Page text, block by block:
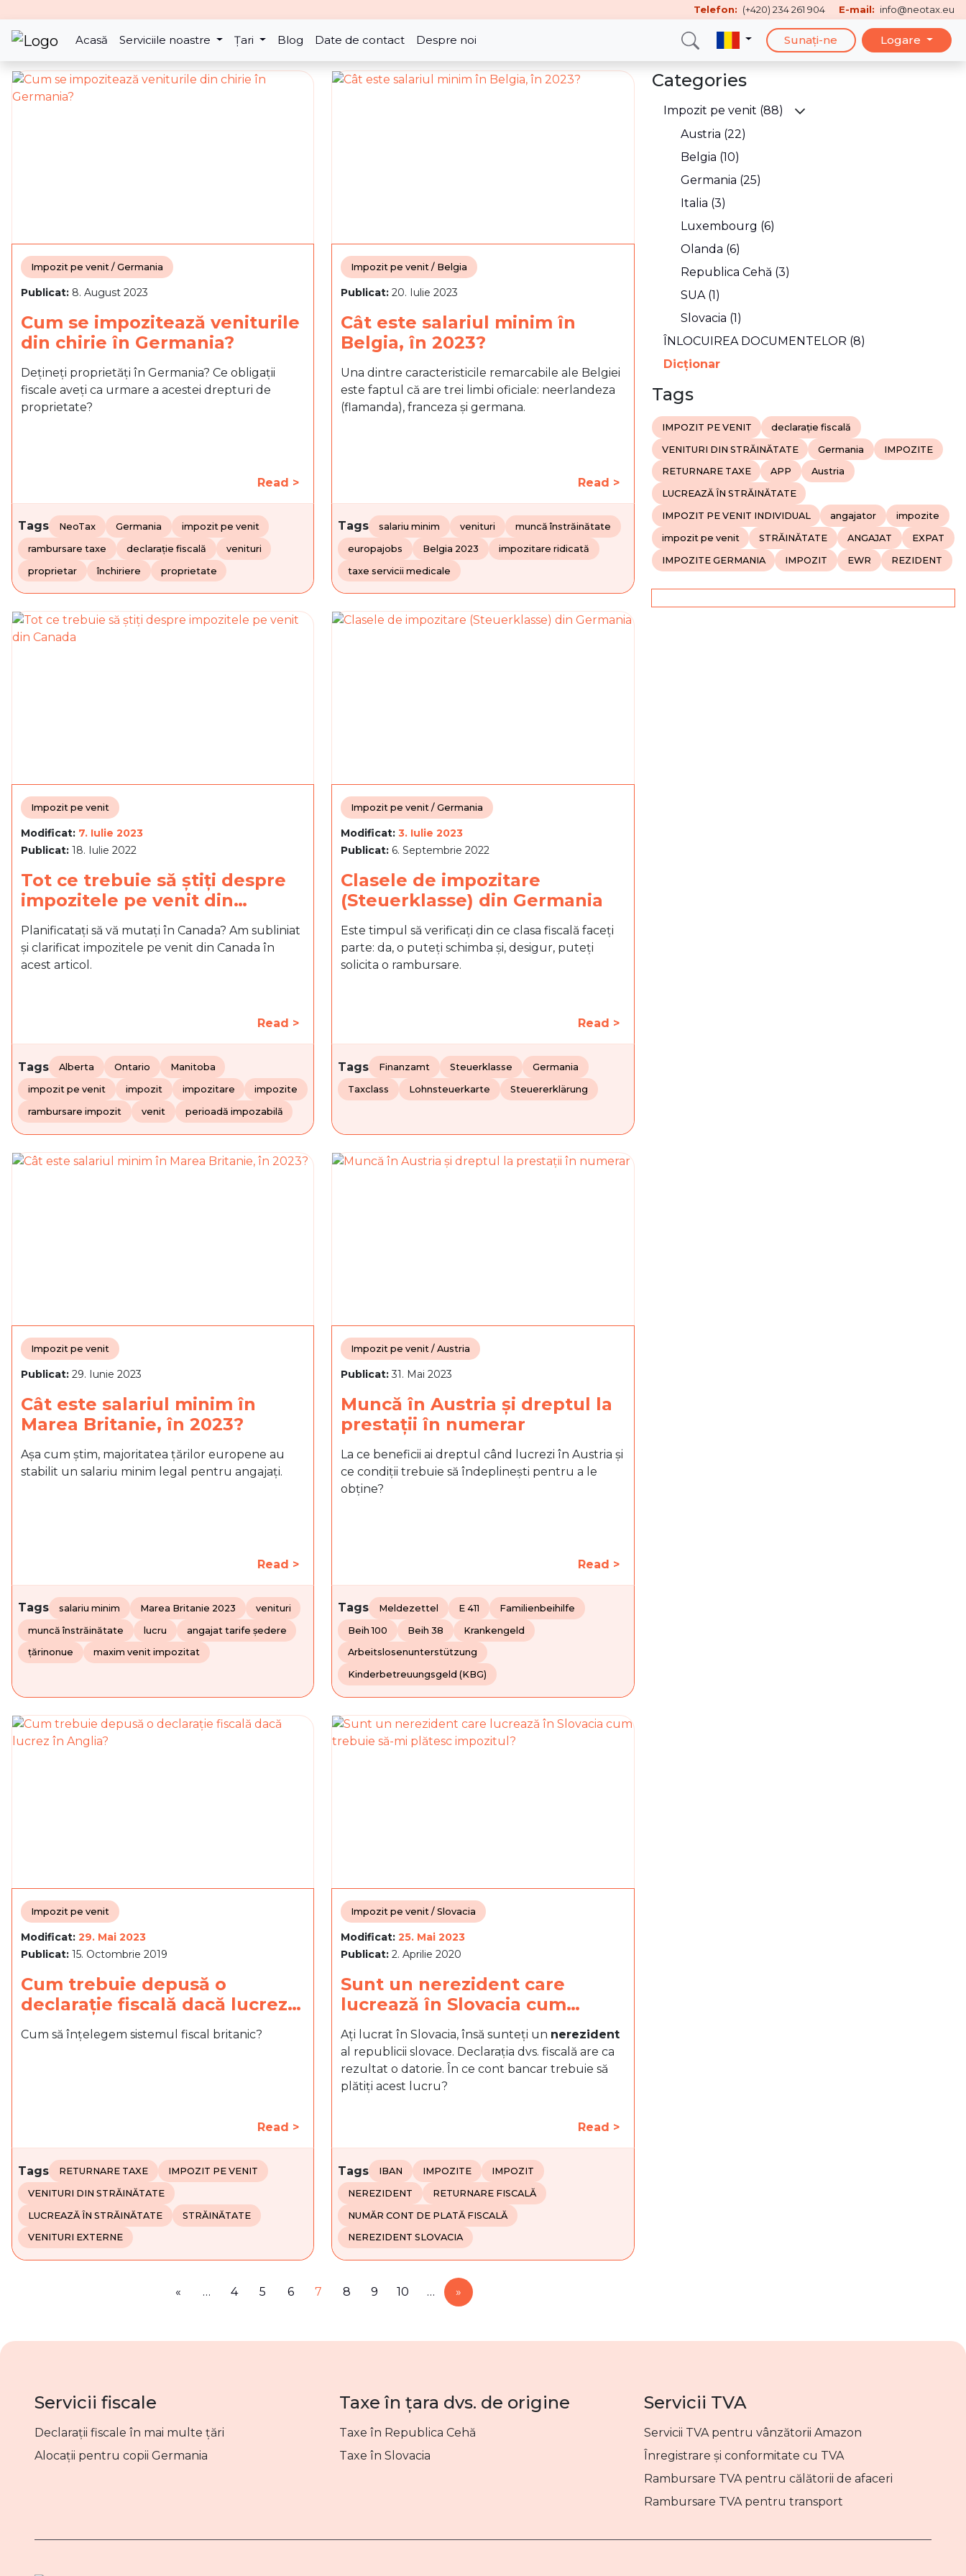
Telefon: (+420) 234 261 904 E-mail: info@neotax.eu
Acasă Serviciile noastre Țari Blog Date de contact Despre noi Sunați-ne Logare
Impozit pe venit / Germania
Publicat: 8. August 2023
Cum se impozitează veniturile
din chirie în Germania?
Dețineți proprietăți în Germania? Ce obligații
fiscale aveți ca urmare a acestei drepturi de
proprietate?
Read >
Tags NeoTax Germania impozit pe venit
rambursare taxe declarație fiscală venituri
proprietar închiriere proprietate
Impozit pe venit / Belgia
Publicat:20. Iulie 2023
Cât este salariul minim în
Belgia, în 2023?
Una dintre caracteristicile remarcabile ale Belgiei
este faptul că are trei limbi oficiale: neerlandeza
(flamanda), franceza și germana.
Read >
Tags salariu minim venituri muncă înstrăinătate
europajobs Belgia 2023 impozitare ridicată
taxe servicii medicale
Impozit pe venit
Modificat: 7. Iulie 2023
Publicat: 18. Iulie 2022
Tot ce trebuie să știți despre
impozitele pe venit din…
Planificatați să vă mutați în Canada? Am subliniat
și clarificat impozitele pe venit din Canada în
acest articol.
Read >
Tags Alberta Ontario Manitoba
impozit pe venit impozit impozitare impozite
rambursare impozit venit perioadă impozabilă
Impozit pe venit / Germania
Modificat:3. Iulie 2023
Publicat: 6. Septembrie 2022
Clasele de impozitare
(Steuerklasse) din Germania
Este timpul să verificați din ce clasa fiscală faceți
parte: da, o puteți schimba și, desigur, puteți
solicita o rambursare.
Read >
Tags Finanzamt Steuerklasse Germania
Taxclass Lohnsteuerkarte Steuererklärung
Impozit pe venit
Publicat: 29. Iunie 2023
Cât este salariul minim în
Marea Britanie, în 2023?
Așa cum știm, majoritatea țărilor europene au
stabilit un salariu minim legal pentru angajați.
Read >
Tags salariu minim Marea Britanie 2023 venituri
muncă înstrăinătate lucru angajat tarife ședere
țărinonue maxim venit impozitat
Impozit pe venit / Austria
Publicat:31. Mai 2023
Muncă în Austria și dreptul la
prestații în numerar
La ce beneficii ai dreptul când lucrezi în Austria și
ce condiții trebuie să îndeplinești pentru a le
obține?
Read >
Tags Meldezettel E 411 Familienbeihilfe
Beih 100 Beih 38 Krankengeld
Arbeitslosenunterstützung
Kinderbetreuungsgeld (KBG)
Impozit pe venit
Modificat: 29. Mai 2023
Publicat: 15. Octombrie 2019
Cum trebuie depusă o
declarație fiscală dacă lucrez…
Cum să înțelegem sistemul fiscal britanic?
Read >
Tags RETURNARE TAXE IMPOZIT PE VENIT
VENITURI DIN STRĂINĂTATE
LUCREAZĂ ÎN STRĂINĂTATE STRĂINĂTATE
VENITURI EXTERNE
Impozit pe venit / Slovacia
Modificat:25. Mai 2023
Publicat:2. Aprilie 2020
Sunt un nerezident care
lucrează în Slovacia cum…
Ați lucrat în Slovacia, însă sunteți un nerezident
al republicii slovace. Declarația dvs. fiscală are ca
rezultat o datorie. În ce cont bancar trebuie să
plătiți acest lucru?
Read >
Tags IBAN IMPOZITE IMPOZIT
NEREZIDENT RETURNARE FISCALĂ
NUMĂR CONT DE PLATĂ FISCALĂ
NEREZIDENT SLOVACIA
« … 4 5 6 7 8 9 10 … »
Categories
Impozit pe venit (88)
Austria (22)
Belgia (10)
Germania (25)
Italia (3)
Luxembourg (6)
Olanda (6)
Republica Cehă (3)
SUA (1)
Slovacia (1)
ÎNLOCUIREA DOCUMENTELOR (8)
Dicţionar
Tags
IMPOZIT PE VENIT declarație fiscală
VENITURI DIN STRĂINĂTATE Germania IMPOZITE
RETURNARE TAXE APP Austria
LUCREAZĂ ÎN STRĂINĂTATE
IMPOZIT PE VENIT INDIVIDUAL angajator impozite
impozit pe venit STRĂINĂTATE ANGAJAT EXPAT
IMPOZITE GERMANIA IMPOZIT EWR REZIDENT
Servicii fiscale
Declarații fiscale în mai multe țări
Alocații pentru copii Germania
Taxe în țara dvs. de origine
Taxe în Republica Cehă
Taxe în Slovacia
Servicii TVA
Servicii TVA pentru vânzătorii Amazon
Înregistrare și conformitate cu TVA
Rambursare TVA pentru călătorii de afaceri
Rambursare TVA pentru transport